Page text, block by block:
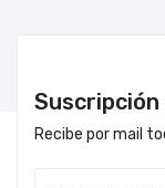
Recibe por mail